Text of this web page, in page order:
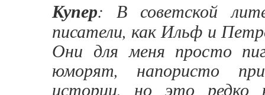
Купер: В советской
писатели, как Ильф и
Они для меня просто
юморят, напористо
истории, но это редко